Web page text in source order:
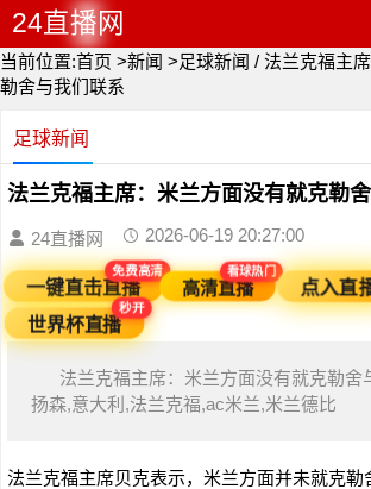
24直播网
当前位置:首页 >新闻 >足球新闻 / 法兰克福主
勒舍与我们联系
足球新闻
法兰克福主席：米兰方面没有就克勒
24直播网 2026-06-19 20:27:00
一键直击直播
免费高清
高清直播
看球热门
点入直
世界杯直播
秒开
法兰克福主席：米兰方面没有就克勒舍
扬森,意大利,法兰克福,ac米兰,米兰德比
法兰克福主席贝克表示，米兰方面并未就克勒